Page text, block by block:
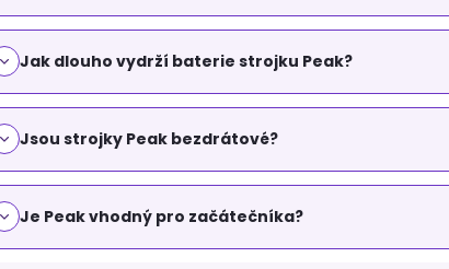
Jak dlouho vydrží baterie strojku Peak?
Jsou strojky Peak bezdrátové?
Je Peak vhodný pro začátečníka?